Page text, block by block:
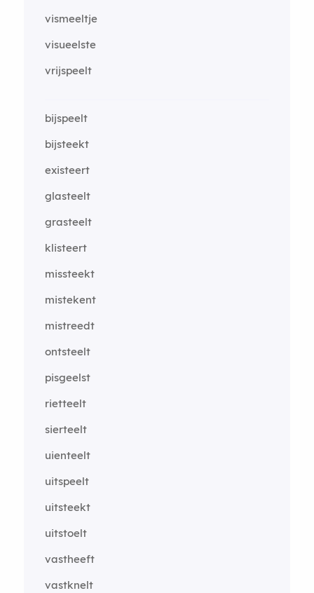
vismeeltje
visueelste
vrijspeelt
bijspeelt
bijsteekt
existeert
glasteelt
grasteelt
klisteert
missteekt
mistekent
mistreedt
ontsteelt
pisgeelst
rietteelt
sierteelt
uienteelt
uitspeelt
uitsteekt
uitstoelt
vastheeft
vastknelt